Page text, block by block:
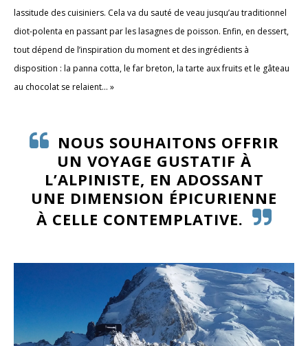
lassitude des cuisiniers. Cela va du sauté de veau jusqu’au traditionnel
diot-polenta en passant par les lasagnes de poisson. Enfin, en dessert,
tout dépend de l’inspiration du moment et des ingrédients à
disposition : la panna cotta, le far breton, la tarte aux fruits et le gâteau
au chocolat se relaient… »
NOUS SOUHAITONS OFFRIR
UN VOYAGE GUSTATIF À
L’ALPINISTE, EN ADOSSANT
UNE DIMENSION ÉPICURIENNE
À CELLE CONTEMPLATIVE.